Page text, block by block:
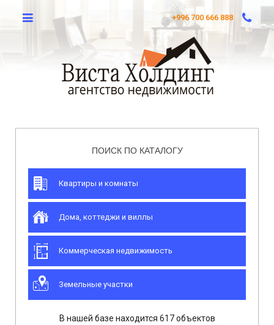
+996 700 666 888
ПОИСК ПО КАТАЛОГУ
Квартиры и комнаты
Дома, коттеджи и виллы
Коммерческая недвижимость
Земельные участки
В нашей базе находится 617 объектов